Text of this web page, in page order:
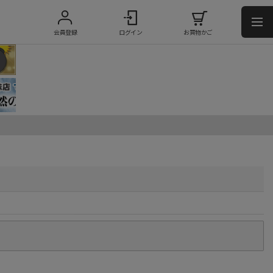
会員登録 ログイン お買物かご